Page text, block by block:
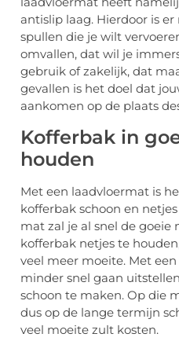
antislip laag. Hierdoor is
spullen die je wilt
omvallen, dat wil je
gebruik of zakelijk, dat
gevallen is het doel dat
aankomen op de plaats
Kofferbak in
houden
Met een laadvloermat is
kofferbak schoon en
mat zal je al snel de goeie
kofferbak netjes te
veel meer moeite. Met
minder snel gaan
schoon te maken. Op die
dus op de lange termijn
veel moeite zult kosten.